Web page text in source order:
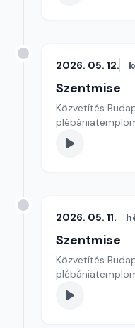
2026. 05. 12.
Szentmise
Közvetítés
2026. 05. 11.
Szentmise
Közvetítés